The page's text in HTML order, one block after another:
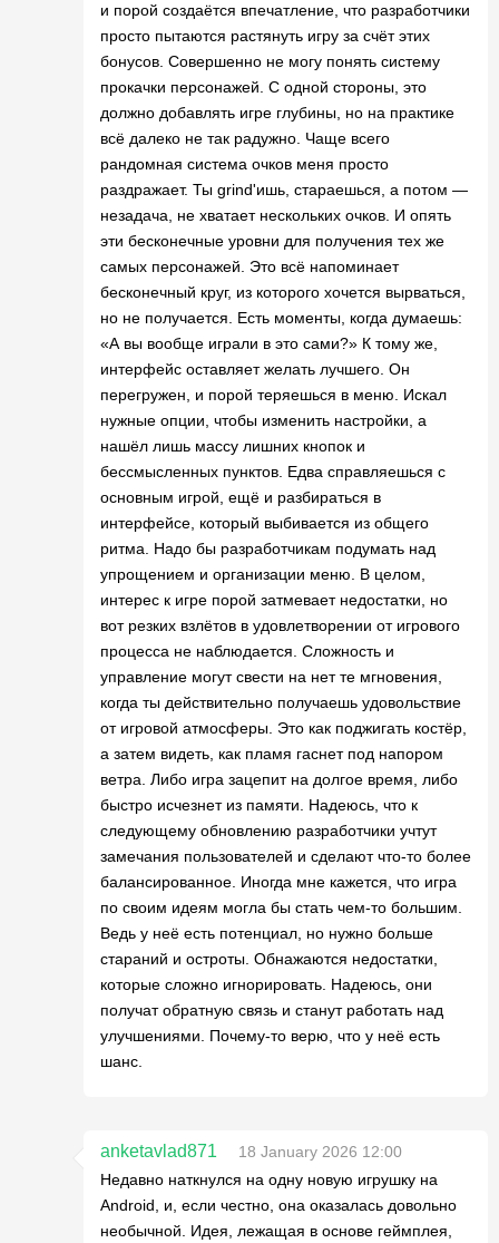
и порой создаётся впечатление, что разработчики
просто пытаются растянуть игру за счёт этих
бонусов. Совершенно не могу понять систему
прокачки персонажей. С одной стороны, это
должно добавлять игре глубины, но на практике
всё далеко не так радужно. Чаще всего
рандомная система очков меня просто
раздражает. Ты grind'ишь, стараешься, а потом —
незадача, не хватает нескольких очков. И опять
эти бесконечные уровни для получения тех же
самых персонажей. Это всё напоминает
бесконечный круг, из которого хочется вырваться,
но не получается. Есть моменты, когда думаешь:
«А вы вообще играли в это сами?» К тому же,
интерфейс оставляет желать лучшего. Он
перегружен, и порой теряешься в меню. Искал
нужные опции, чтобы изменить настройки, а
нашёл лишь массу лишних кнопок и
бессмысленных пунктов. Едва справляешься с
основным игрой, ещё и разбираться в
интерфейсе, который выбивается из общего
ритма. Надо бы разработчикам подумать над
упрощением и организации меню. В целом,
интерес к игре порой затмевает недостатки, но
вот резких взлётов в удовлетворении от игрового
процесса не наблюдается. Сложность и
управление могут свести на нет те мгновения,
когда ты действительно получаешь удовольствие
от игровой атмосферы. Это как поджигать костёр,
а затем видеть, как пламя гаснет под напором
ветра. Либо игра зацепит на долгое время, либо
быстро исчезнет из памяти. Надеюсь, что к
следующему обновлению разработчики учтут
замечания пользователей и сделают что-то более
балансированное. Иногда мне кажется, что игра
по своим идеям могла бы стать чем-то большим.
Ведь у неё есть потенциал, но нужно больше
стараний и остроты. Обнажаются недостатки,
которые сложно игнорировать. Надеюсь, они
получат обратную связь и станут работать над
улучшениями. Почему-то верю, что у неё есть
шанс.
anketavlad871
18 January 2026 12:00
Недавно наткнулся на одну новую игрушку на
Android, и, если честно, она оказалась довольно
необычной. Идея, лежащая в основе геймплея,